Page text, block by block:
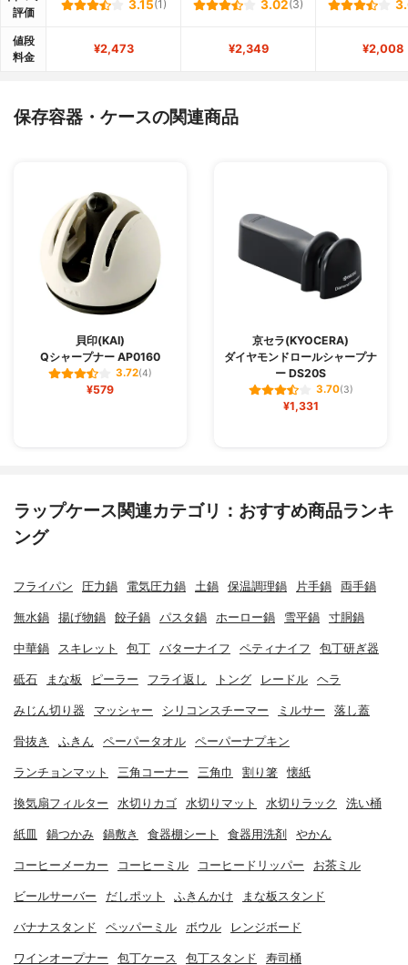
評価
3.15(1) 3.02(3)
値段
料金
¥2,473 ¥2,349 ¥2,008
保存容器・ケースの関連商品
貝印(KAI)
Qシャープナー AP0160
3.72(4)
¥579
京セラ(KYOCERA)
ダイヤモンドロールシャープナ
ー DS20S
3.70(3)
¥1,331
ラップケース関連カテゴリ：おすすめ商品ランキ
ング
フライパン 圧力鍋 電気圧力鍋 土鍋 保温調理鍋 片手鍋 両手鍋
無水鍋 揚げ物鍋 餃子鍋 パスタ鍋 ホーロー鍋 雪平鍋 寸胴鍋
中華鍋 スキレット 包丁 バターナイフ ペティナイフ 包丁研ぎ器
砥石 まな板 ピーラー フライ返し トング レードル ヘラ
みじん切り器 マッシャー シリコンスチーマー ミルサー 落し蓋
骨抜き ふきん ペーパータオル ペーパーナプキン
ランチョンマット 三角コーナー 三角巾 割り箸 懐紙
換気扇フィルター 水切りカゴ 水切りマット 水切りラック 洗い桶
紙皿 鍋つかみ 鍋敷き 食器棚シート 食器用洗剤 やかん
コーヒーメーカー コーヒーミル コーヒードリッパー お茶ミル
ビールサーバー だしポット ふきんかけ まな板スタンド
バナナスタンド ペッパーミル ボウル レンジボード
ワインオープナー 包丁ケース 包丁スタンド 寿司桶